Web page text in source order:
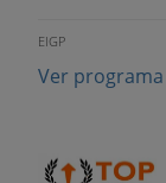
EIGP
Ver programa